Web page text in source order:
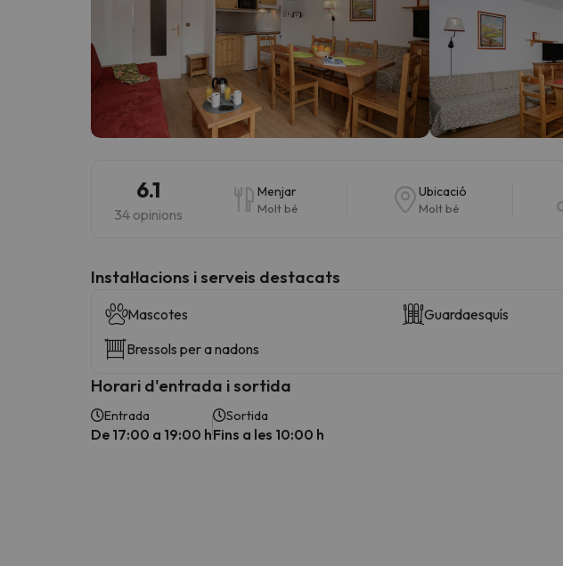
6.1
34 opinions
Menjar
Molt bé
Ubicació
Molt bé
Instal·lacions i serveis destacats
Mascotes
Guardaesquís
Bressols per a nadons
Horari d'entrada i sortida
Entrada
De 17:00 a 19:00 h
Sortida
Fins a les 10:00 h